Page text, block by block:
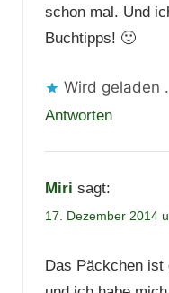
schon mal. Und
Buchtipps! 🙂
Wird geladen
Antworten
Miri sagt:
17. Dezember 2014
Das Päckchen ist